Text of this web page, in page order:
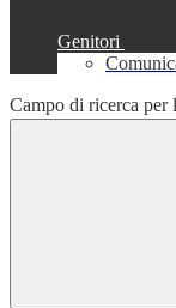
Genitori
Campo di ricerca per